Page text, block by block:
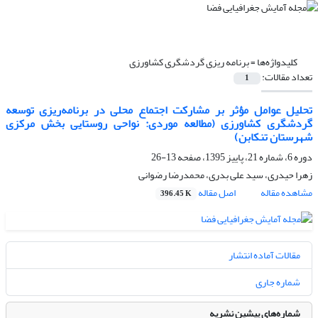
کلیدواژه‌ها =برنامه ریزی گردشگری کشاورزی
تعداد مقالات: 1
تحلیل عوامل مؤثر بر مشارکت اجتماع محلی در برنامه‌ریزی توسعه
گردشگری کشاورزی (مطالعه موردی: نواحی روستایی بخش مرکزی
شهرستان تنکابن)
دوره 6، شماره 21، پاییز 1395، صفحه
13-26
زهرا حیدری، سید علی بدری، محمدرضا رضوانی
مشاهده مقاله
اصل مقاله 396.45 K
مقالات آماده انتشار
شماره جاری
شماره‌های پیشین نشریه